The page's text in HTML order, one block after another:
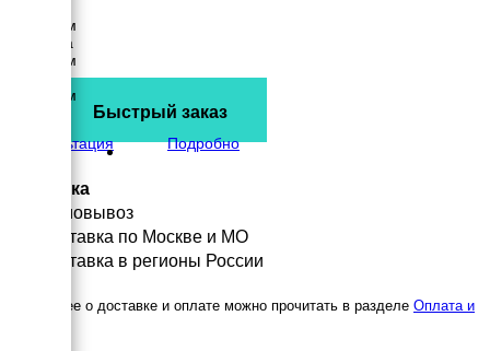
3050 мм
Ширина
1880 мм
2450 мм
Консультация
Подробно
Быстрый заказ
Доставка
Самовывоз
Доставка по Москве и МО
Доставка в регионы России
Подробнее о доставке и оплате можно прочитать в разделе Оплата и